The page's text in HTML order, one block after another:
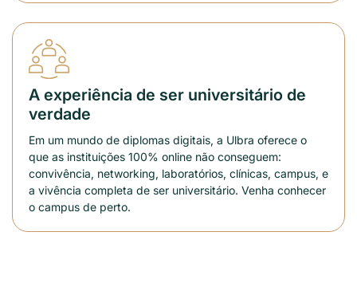
A experiência de ser universitário de
verdade
Em um mundo de diplomas digitais, a Ulbra oferece o
que as instituições 100% online não conseguem:
convivência, networking, laboratórios, clínicas, campus, e
a vivência completa de ser universitário. Venha conhecer
o campus de perto.